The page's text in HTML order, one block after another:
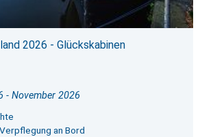
2026 - Glückskabinen
- November 2026
an Bord